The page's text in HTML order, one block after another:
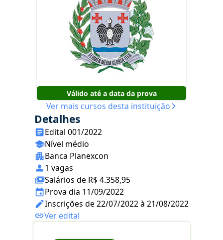
Válido até a data da prova
Ver mais cursos desta instituição
Detalhes
Edital 001/2022
Nível médio
Banca Planexcon
1 vagas
Salários de R$ 4.358,95
Prova dia 11/09/2022
Inscrições de 22/07/2022 à 21/08/2022
Ver edital